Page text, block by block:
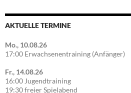
AKTUELLE TERMINE
Mo., 10.08.26
17:00 Erwachsenentraining (Anfänger)
Fr., 14.08.26
16:00 Jugendtraining
19:30 freier Spielabend